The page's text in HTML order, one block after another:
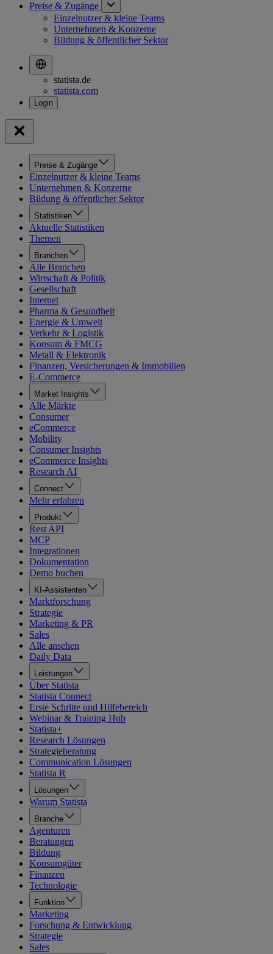
Preise & Zugänge
Einzelnutzer & kleine Teams
Unternehmen & Konzerne
Bildung & öffentlicher Sektor
statista.de
statista.com
Preise & Zugänge
Einzelnutzer & kleine Teams
Unternehmen & Konzerne
Bildung & öffentlicher Sektor
Statistiken
Aktuelle Statistiken
Themen
Branchen
Alle Branchen
Wirtschaft & Politik
Gesellschaft
Internet
Pharma & Gesundheit
Energie & Umwelt
Verkehr & Logistik
Konsum & FMCG
Metall & Elektronik
Finanzen, Versicherungen & Immobilien
E-Commerce
Market Insights
Alle Märkte
Consumer
eCommerce
Mobility
Consumer Insights
eCommerce Insights
Research AI
Connect
Mehr erfahren
Produkt
Rest API
MCP
Integrationen
Dokumentation
Demo buchen
KI-Assistenten
Marktforschung
Strategie
Marketing & PR
Sales
Alle ansehen
Daily Data
Leistungen
Über Statista
Statista Connect
Erste Schritte und Hilfebereich
Webinar & Training Hub
Statista+
Research Lösungen
Strategieberatung
Communication Lösungen
Statista R
Lösungen
Warum Statista
Branche
Agenturen
Beratungen
Bildung
Konsumgüter
Finanzen
Technologie
Funktion
Marketing
Forschung & Entwicklung
Strategie
Sales